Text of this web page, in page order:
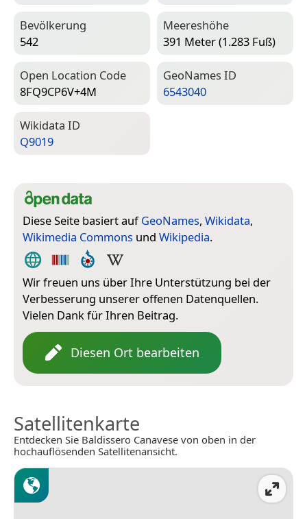
Bevölkerung
542
Meereshöhe
391 Meter (1.283 Fuß)
Open Location Code
8FQ9CP6V+4M
Geo­Names ID
6543040
Wiki­data ID
Q9019
Diese Seite basiert aufGeoNames, Wikidata,
Wikimedia Commons und Wikipedia.
Wir freuen uns über Ihre Unterstützung bei der
Verbesserung unserer offenen Datenquellen.
Vielen Dank für Ihren Beitrag.
Diesen Ort bearbeiten
Satellitenkarte
Entdecken Sie Baldissero Canavese von oben in der
hochauflösenden Satellitenansicht.